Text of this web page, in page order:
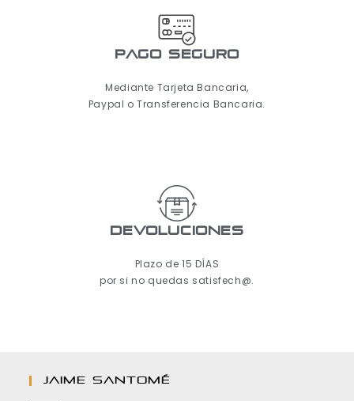
pago seguro
Mediante Tarjeta Bancaria,
Paypal o Transferencia Bancaria.
Devoluciones
Plazo de 15 DÍAS
por si no quedas satisfech@.
JAIME SANTOMÉ